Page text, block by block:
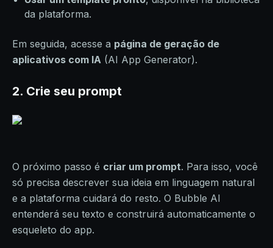
da plataforma.
Em seguida, acesse a página de geração de
aplicativos com IA (AI App Generator).
2. Crie seu prompt
O próximo passo é criar um prompt. Para isso, você
só precisa descrever sua ideia em linguagem natural
e a plataforma cuidará do resto. O Bubble AI
entenderá seu texto e construirá automaticamente o
esqueleto do app.